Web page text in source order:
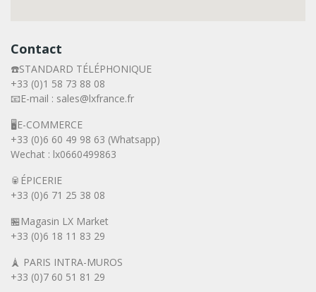
Contact
☎️STANDARD TÉLÉPHONIQUE
+33 (0)1 58 73 88 08
📧E-mail : sales@lxfrance.fr
🖥️E-COMMERCE
+33 (0)6 60 49 98 63 (Whatsapp)
Wechat : lx0660499863
🥫ÉPICERIE
+33 (0)6 71 25 38 08
🏪Magasin LX Market
+33 (0)6 18 11 83 29
🗼 PARIS INTRA-MUROS
+33 (0)7 60 51 81 29